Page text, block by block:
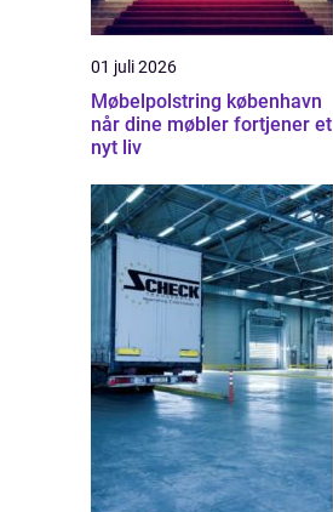
01 juli 2026
Møbelpolstring københavn
når dine møbler fortjener et
nyt liv